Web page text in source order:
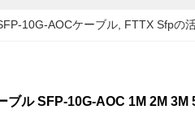
10G-AOCケーブル FTTX Sfpの
ル SFP-10G-AOC 1M 2M 3M